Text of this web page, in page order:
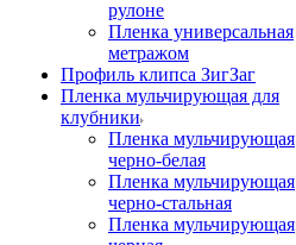
рулоне
Пленка универсальная
метражом
Профиль клипса ЗигЗаг
Пленка мульчирующая для
клубники
Пленка мульчирующая
черно-белая
Пленка мульчирующая
черно-стальная
Пленка мульчирующая